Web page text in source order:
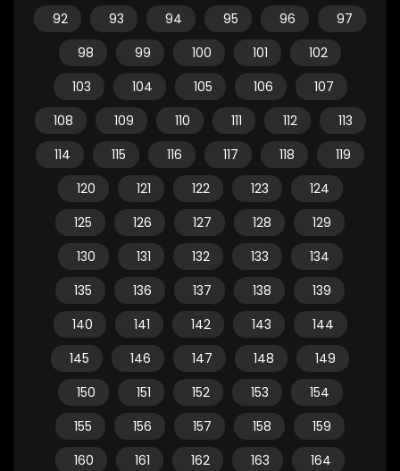
92
93 94 95 96
97
98
99 100 101
102
103
104 105 106
107
108
109 110 111 112
113
114
115 116 117 118
119
120
121 122 123
124
125
126 127 128
129
130
131 132 133
134
135
136 137 138
139
140
141 142 143
144
145
146 147 148
149
150
151 152 153
154
155
156 157 158
159
160
161 162 163
164